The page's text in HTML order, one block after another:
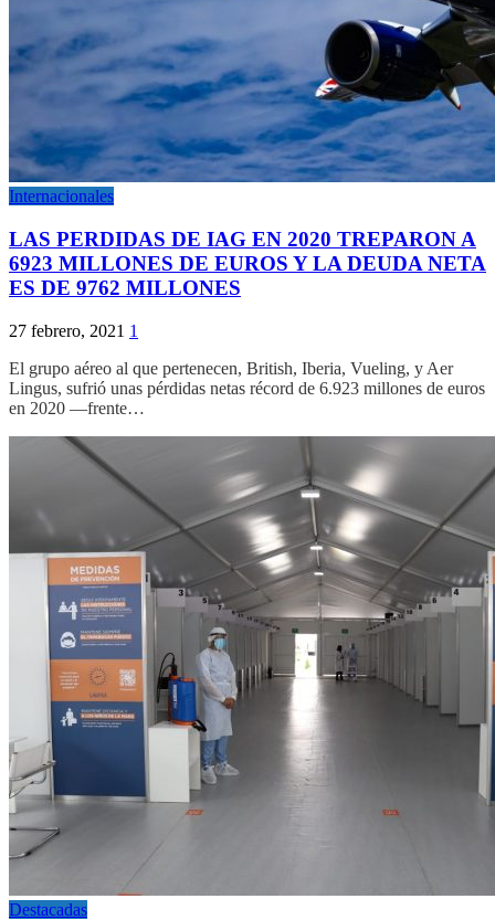
Internacionales
LAS PERDIDAS DE IAG EN 2020 TREPARON A
6923 MILLONES DE EUROS Y LA DEUDA NETA
ES DE 9762 MILLONES
27 febrero, 2021 1
El grupo aéreo al que pertenecen, British, Iberia, Vueling, y Aer
Lingus, sufrió unas pérdidas netas récord de 6.923 millones de euros
en 2020 —frente…
Destacadas